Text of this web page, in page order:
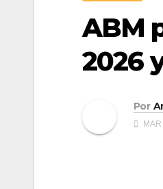
ABM
2026
Por